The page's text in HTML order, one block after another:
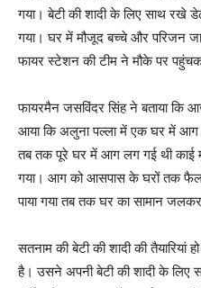
गया। बेटी की शादी के लिए साथ
गया। घर में मौजूद बच्चे और परिजन
फायर स्टेशन की टीम ने मौके पर
फायरमैन जसविंदर सिंह ने बताया कि
आया कि अलुना पल्ला में एक घर में
तब तक पूरे घर में आग लग गई थी काई
गया। आग को आसपास के घरों तक
पाया गया तब तक घर का सामान जलकर
सतनाम की बेटी की शादी की तैयारियां
है। उसने अपनी बेटी की शादी के लिए